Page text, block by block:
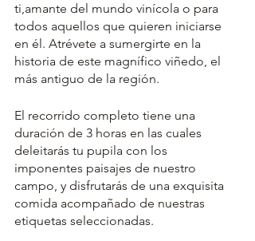
ti,amante del mundo vinícola o para
todos aquellos que quieren iniciarse
en él. Atrévete a sumergirte en la
historia de este magnífico viñedo, el
más antiguo de la región.
El recorrido completo tiene una
duración de 3 horas en las cuales
deleitarás tu pupila con los
imponentes paisajes de nuestro
campo, y disfrutarás de una exquisita
comida acompañado de nuestras
etiquetas seleccionadas.